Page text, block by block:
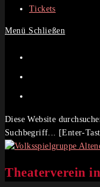
Tickets
Menü Schließen
Diese Website
Suchbegriff... [Enter-
Theaterverein